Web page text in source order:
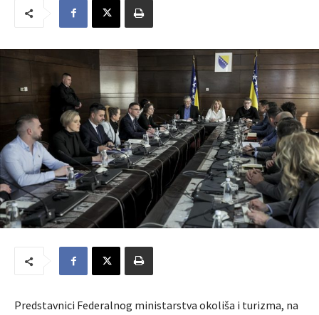
Predstavnici Federalnog ministarstva okoliša i turizma, na